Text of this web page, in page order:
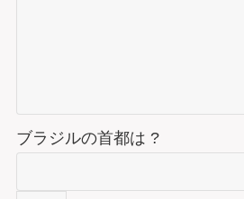
ブラジルの首都は ?